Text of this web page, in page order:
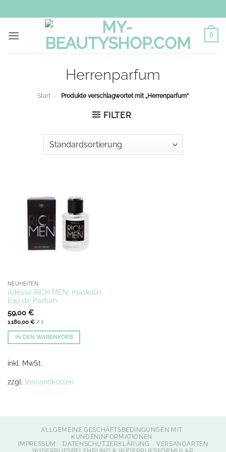
Inhalt
springen
0
Herrenparfum
Start / Produkte verschlagwortet mit „Herrenparfum“
FILTER
NEUHEITEN
Adessa RICH MEN, maskulin,
Eau de Parfum
59,00 €
1.180,00 €/ l
IN DEN WARENKORB
inkl. MwSt.
zzgl. Versandkosten
ALLGEMEINE GESCHÄFTSBEDINGUNGEN MIT
KUNDENINFORMATIONEN
IMPRESSUM
DATENSCHUTZERKLÄRUNG
VERSANDARTEN